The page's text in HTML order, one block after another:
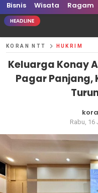
Koran NTT
Bacaan Generasi Cerdas
Bisnis Wisata Ragam
HEADLINE
KORAN NTT HUKRIM
Keluarga Konay
Pagar Panjang,
Rabu, 16